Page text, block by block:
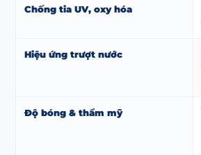
Chống tia UV, oxy hóa
Hiệu ứng trượt nước
Độ bóng & thẩm mỹ